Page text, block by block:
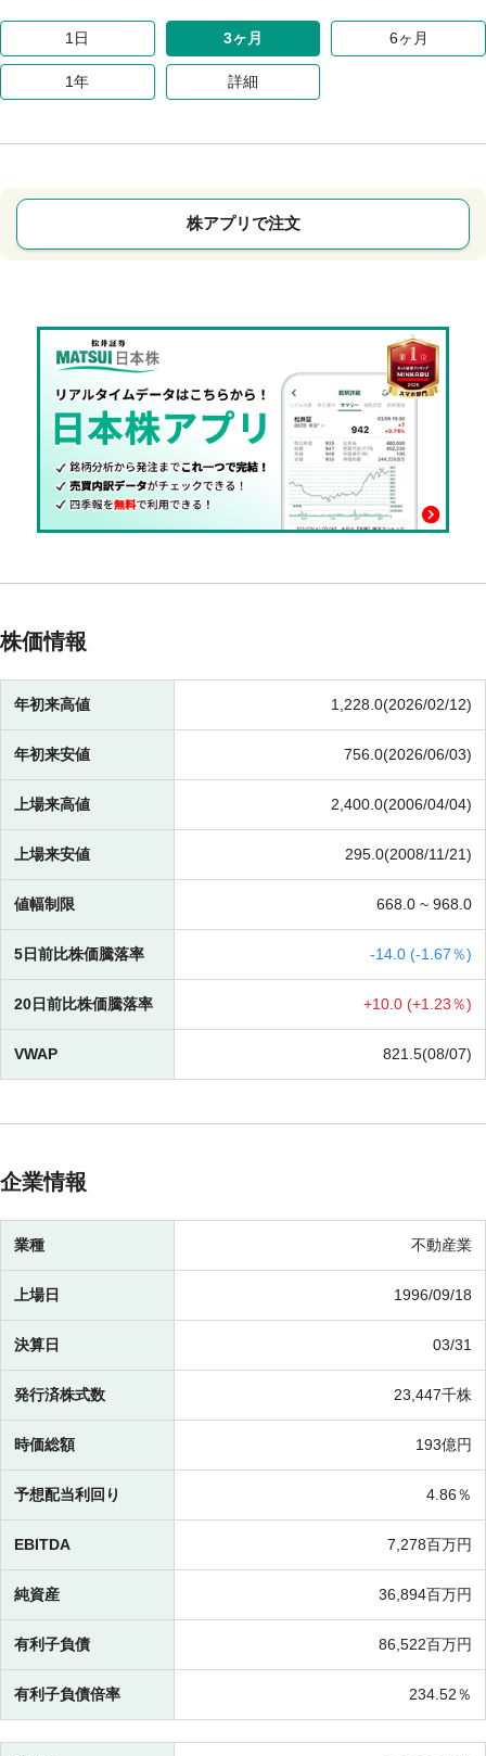
1日 3ヶ月 6ヶ月
1年 詳細
株アプリで注文
株価情報
年初来高値 1,228.0(2026/02/12)
年初来安値 756.0(2026/06/03)
上場来高値 2,400.0(2006/04/04)
上場来安値 295.0(2008/11/21)
値幅制限 668.0 ~ 968.0
5日前比株価騰落率 -14.0 (-1.67％)
20日前比株価騰落率 +10.0 (+1.23％)
VWAP 821.5(08/07)
企業情報
業種 不動産業
上場日 1996/09/18
決算日 03/31
発行済株式数 23,447千株
時価総額 193億円
予想配当利回り 4.86％
EBITDA 7,278百万円
純資産 36,894百万円
有利子負債 86,522百万円
有利子負債倍率 234.52％